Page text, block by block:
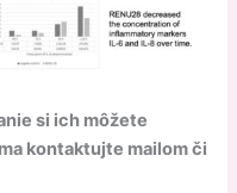
si ich môžete
kontaktujte mailom či